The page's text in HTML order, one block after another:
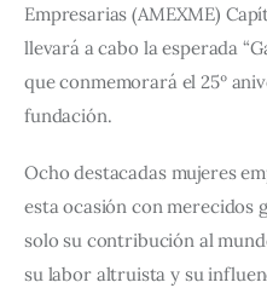
Empresarias (AMEXME)
llevará a cabo la esperada
que conmemorará el 25º
fundación.
Ocho destacadas mujeres
esta ocasión con merecidos
solo su contribución al
su labor altruista y su